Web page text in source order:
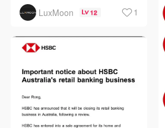
LuxMoon 12 1